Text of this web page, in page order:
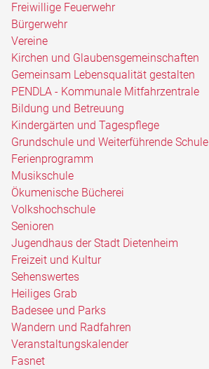
Freiwillige Feuerwehr
Bürgerwehr
Vereine
Kirchen und Glaubensgemeinschaften
Gemeinsam Lebensqualität gestalten
PENDLA - Kommunale Mitfahrzentrale
Bildung und Betreuung
Kindergärten und Tagespflege
Grundschule und Weiterführende Schule
Ferienprogramm
Musikschule
Ökumenische Bücherei
Volkshochschule
Senioren
Jugendhaus der Stadt Dietenheim
Freizeit und Kultur
Sehenswertes
Heiliges Grab
Badesee und Parks
Wandern und Radfahren
Veranstaltungskalender
Fasnet